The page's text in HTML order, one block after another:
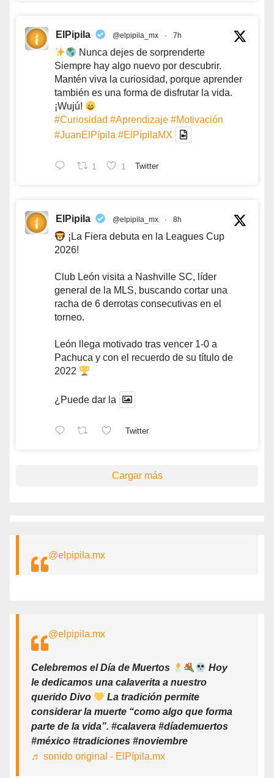
ElPipila @elpipila_mx · 7h
Nunca dejes de sorprenderte
Siempre hay algo nuevo por descubrir.
Mantén viva la curiosidad, porque aprender
también es una forma de disfrutar la vida.
¡Wujú!
#Curiosidad #Aprendizaje #Motivación
#JuanElPípila #ElPípilaMX
1 1 Twitter
ElPipila @elpipila_mx · 8h
¡La Fiera debuta en la Leagues Cup
2026!
Club León visita a Nashville SC, líder
general de la MLS, buscando cortar una
racha de 6 derrotas consecutivas en el
torneo.
León llega motivado tras vencer 1-0 a
Pachuca y con el recuerdo de su título de
2022
¿Puede dar la
Twitter
Cargar más
@elpipila.mx
@elpipila.mx
Celebremos el Día de Muertos
Hoy
le dedicamos una calaverita a nuestro
querido Divo
La tradición permite
considerar la muerte “como algo que forma
parte de la vida”. #calavera #díademuertos
#méxico #tradiciones #noviembre
♬ sonido original - ElPípila.mx